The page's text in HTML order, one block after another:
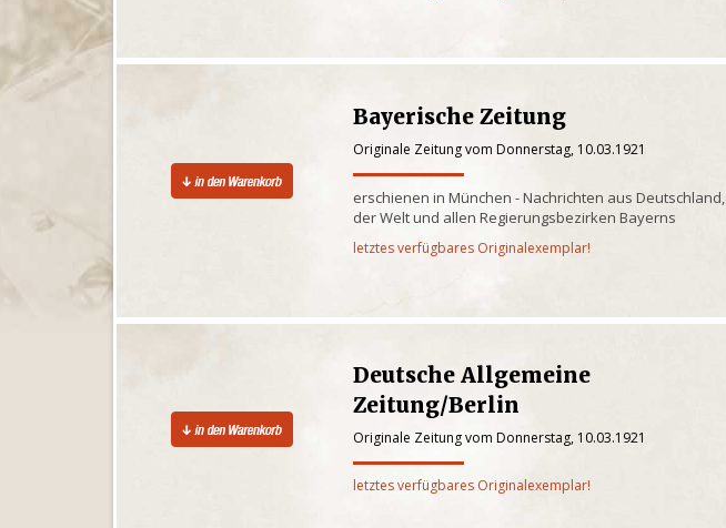
Bayerische Zeitung
Originale Zeitung vom Donnerstag, 10.03.1921
erschienen in München - Nachrichten aus Deutschland,
der Welt und allen Regierungsbezirken Bayerns
letztes verfügbares Originalexemplar!
Deutsche Allgemeine
Zeitung/Berlin
Originale Zeitung vom Donnerstag, 10.03.1921
letztes verfügbares Originalexemplar!